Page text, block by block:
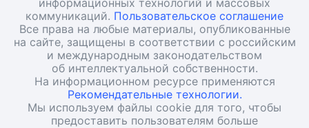
информационных технологий и массовых
коммуникаций. Пользовательское соглашение
Все права на любые материалы, опубликованные
на сайте, защищены в соответствии с российским
и международным законодательством
об интеллектуальной собственности.
На информационном ресурсе применяются
Рекомендательные технологии.
Мы используем файлы cookie для того, чтобы
предоставить пользователям больше